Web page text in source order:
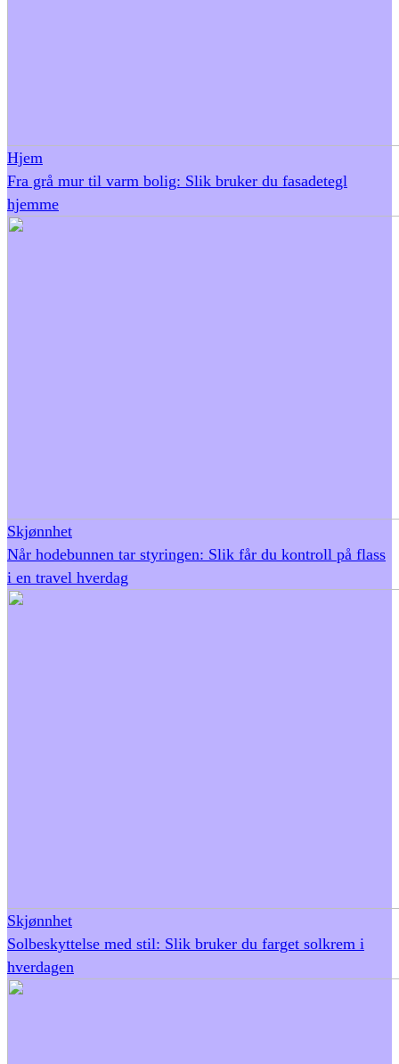
Hjem
Fra grå mur til varm bolig: Slik bruker du fasadetegl
hjemme
Skjønnhet
Når hodebunnen tar styringen: Slik får du kontroll på flass
i en travel hverdag
Skjønnhet
Solbeskyttelse med stil: Slik bruker du farget solkrem i
hverdagen